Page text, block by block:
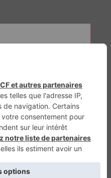
Permis VTTAE.fr FullAttack